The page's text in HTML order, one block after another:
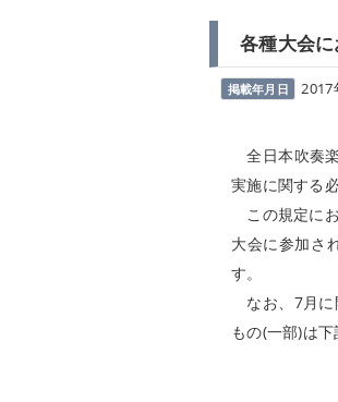
各種大会
掲載年月日 2017
全日本吹奏
実施に関する
この規定に
大会に参加さ
す。
なお、7月に
もの(一部)は下